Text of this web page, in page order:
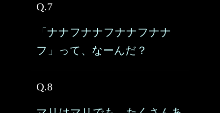
Q.7
「ナナフナナフナナフナナ
フ」って、なーんだ？
Q.8